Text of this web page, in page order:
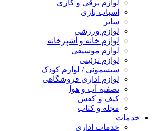
لوازم برقی و گازی
اسباب بازی
سایر
لوازم ورزشی
لوازم خانه و آشپزخانه
لوازم موسیقی
لوازم تزئینی
سیسمونی / لوازم کودک
لوازم اداری فروشگاهی
تصفیه آب و هوا
کیف و کفش
مجله و کتاب
خدمات
خدمات اداری